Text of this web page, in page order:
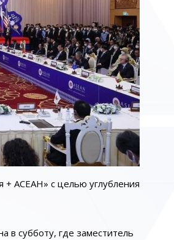
+ АСЕАН» с целью углубления
в субботу, где заместитель